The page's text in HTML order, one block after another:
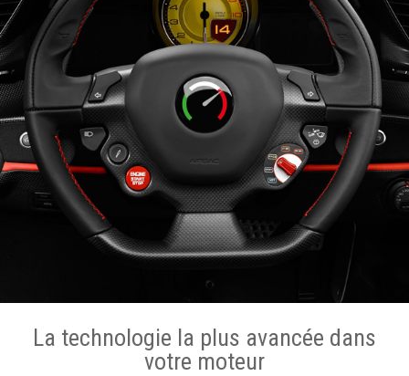
La technologie la plus avancée dans
votre moteur